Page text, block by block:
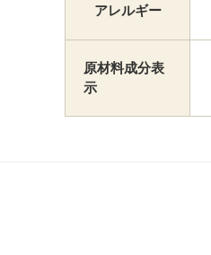
アレルギー
原材料成分表
示